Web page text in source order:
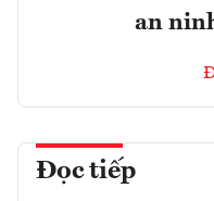
an
Đọc tiếp